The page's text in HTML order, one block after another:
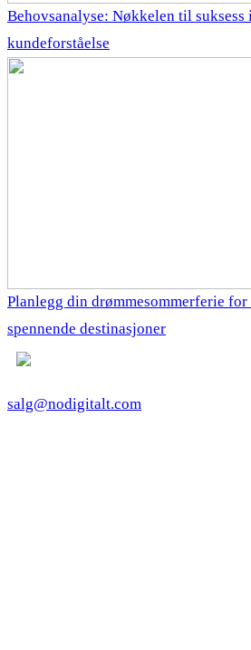
Behovsanalyse: Nøkkelen til suksess
kundeforståelse
Planlegg din drømmesommerferie
spennende destinasjoner
salg@nodigitalt.com